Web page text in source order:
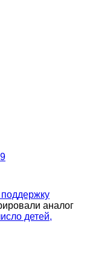
аналог
детей,